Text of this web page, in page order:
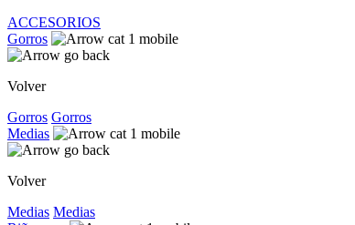
ACCESORIOS
Gorros
Volver
Gorros Gorros
Medias
Volver
Medias Medias